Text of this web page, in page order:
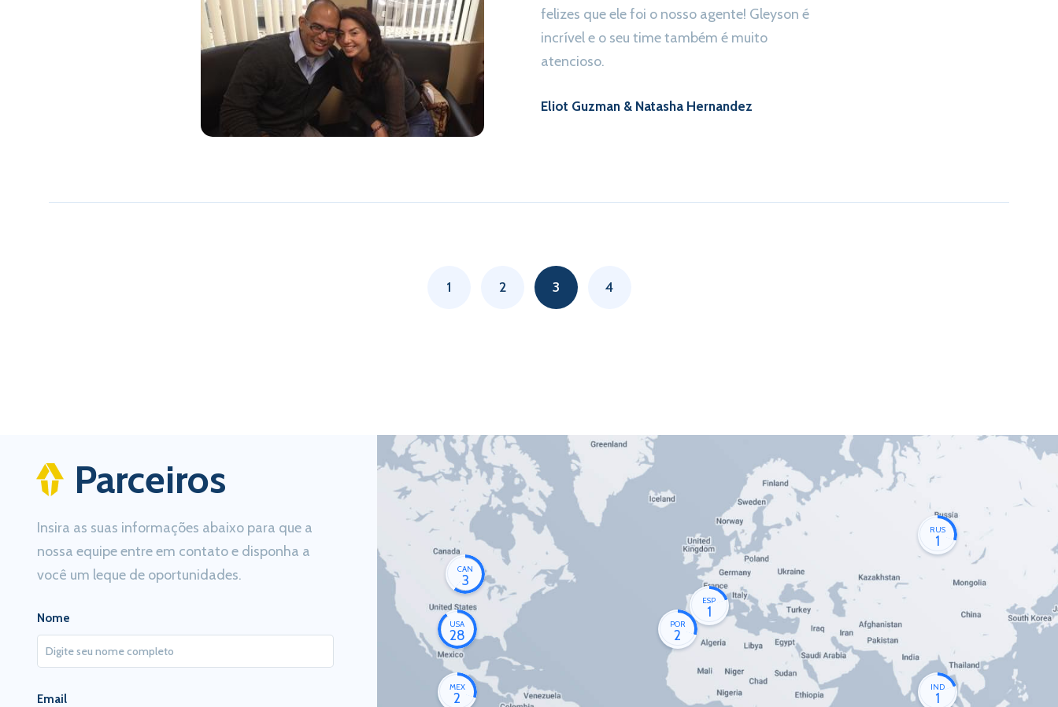
felizes que ele foi o nosso agente! Gleyson é
incrível e o seu time também é muito
atencioso.
Eliot Guzman & Natasha Hernandez
1 2 3 4
Parceiros
Insira as suas informações abaixo para que a
nossa equipe entre em contato e disponha a
você um leque de oportunidades.
Nome
Email
CAN
3
USA
28
MEX
2
POR
2
ESP
1
IND
1
RUS
1